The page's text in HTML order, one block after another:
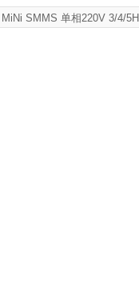
MiNi SMMS 单相220V 3/4/